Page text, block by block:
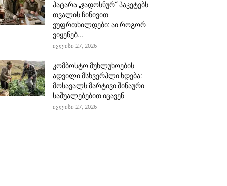
პატარა „ჯადოსნურ“ პაკეტებს
თვალის ჩინივით
ვუფრთხილდები: აი როგორ
ვიყენებ...
ივლისი 27, 2026
კომბოსტო მუხლუხოების
ადვილი მსხვერპლი ხდება:
მოსავალს მარტივი შინაური
საშუალებებით იცავენ
ივლისი 27, 2026